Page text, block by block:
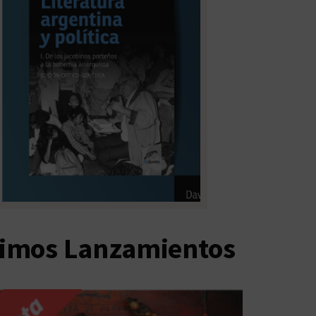
Lanzamientos